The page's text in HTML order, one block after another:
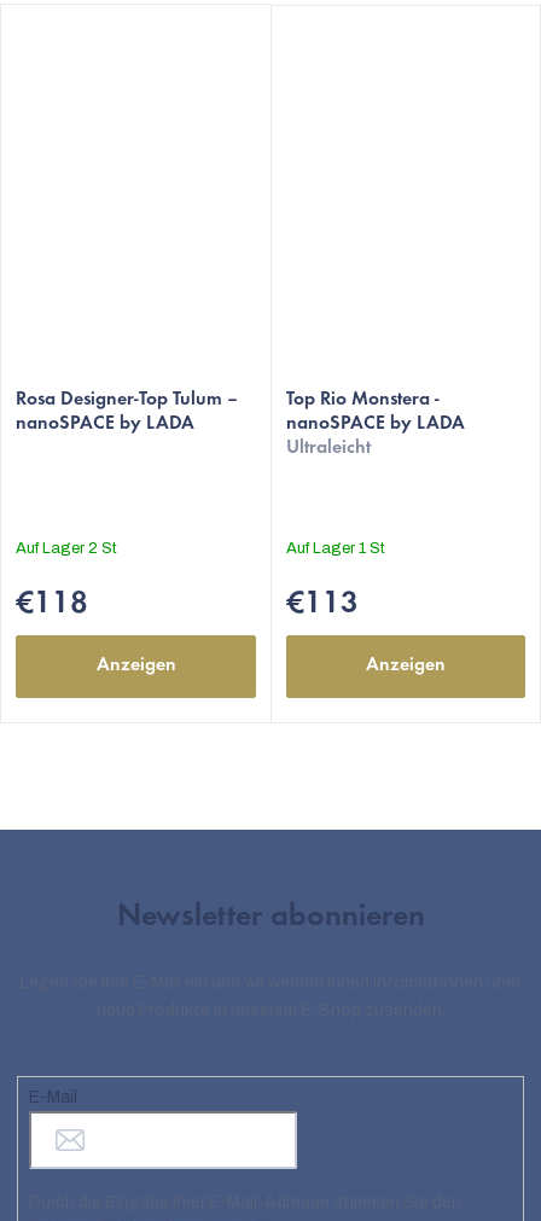
durchschnittliche
Produktbewertung
5
Rosa Designer-Top Tulum –
nanoSPACE by LADA
Auf Lager2 St
€118
Anzeigen
Top Rio Monstera -
nanoSPACE by LADA
Ultraleicht
Auf Lager1 St
€113
Anzeigen
Newsletter abonnieren
E-Mail